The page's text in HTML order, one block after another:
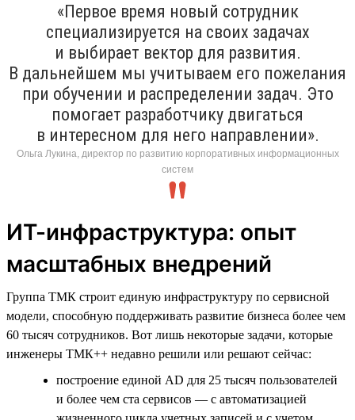
«Первое время новый сотрудник
специализируется на своих задачах
и выбирает вектор для развития.
В дальнейшем мы учитываем его пожелания
при обучении и распределении задач. Это
помогает разработчику двигаться
в интересном для него направлении».
Ольга Лукина, директор по развитию корпоративных информационных
систем
ИТ-инфраструктура: опыт
масштабных внедрений
Группа ТМК строит единую инфраструктуру по сервисной
модели, способную поддерживать развитие бизнеса более чем
60 тысяч сотрудников. Вот лишь некоторые задачи, которые
инженеры ТМК++ недавно решили или решают сейчас:
построение единой AD для 25 тысяч пользователей
и более чем ста сервисов — с автоматизацией